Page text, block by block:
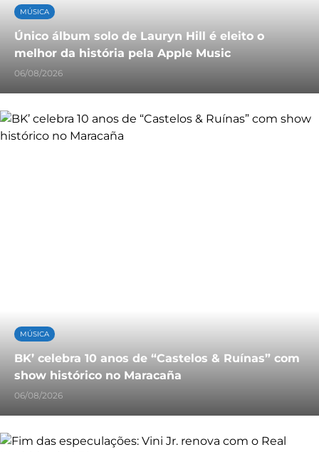
MÚSICA
Único álbum solo de Lauryn Hill é eleito o
melhor da história pela Apple Music
06/08/2026
MÚSICA
BK’ celebra 10 anos de “Castelos & Ruínas” com
show histórico no Maracaña
06/08/2026